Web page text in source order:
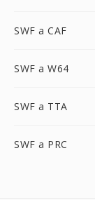
SWF a CAF
SWF a W64
SWF a TTA
SWF a PRC